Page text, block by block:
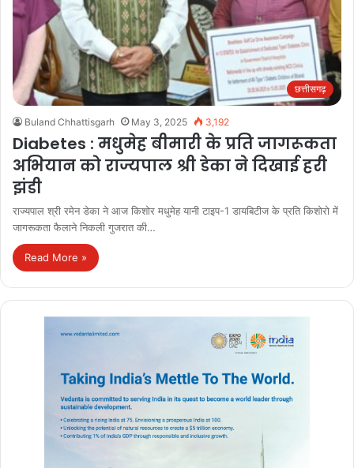
छत्तीसगढ़
Buland Chhattisgarh May 3, 2025 3,192
Diabetes : मधुमेह बीमारी के प्रति जागरूकता
अभियान को राज्यपाल श्री डेका ने दिखाई हरी
झंडी
राज्यपाल श्री रमेन डेका ने आज किशोर मधुमेह यानी टाइप-1 डायबिटीज के प्रति किशोरो में
जागरूकता फैलाने निकली गुजरात की…
Read More »